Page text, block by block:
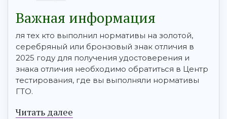
Важная информация
ля тех кто выполнил нормативы на золотой,
серебряный или бронзовый знак отличия в
2025 году для получения удостоверения и
знака отличия необходимо обратиться в Центр
тестирования, где вы выполняли нормативы
ГТО.
Читать далее